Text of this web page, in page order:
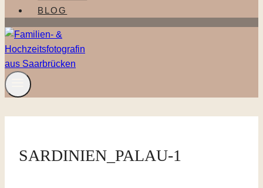
BLOG
SARDINIEN_PALAU-1